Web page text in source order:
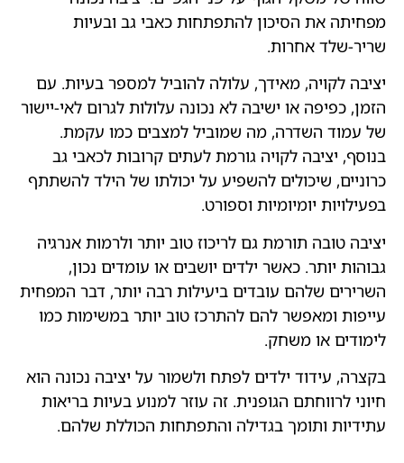
מפחיתה את הסיכון להתפתחות כאבי גב ובעיות
שריר-שלד אחרות.
יציבה לקויה, מאידך, עלולה להוביל למספר בעיות. עם
הזמן, כפיפה או ישיבה לא נכונה עלולות לגרום לאי-יישור
של עמוד השדרה, מה שמוביל למצבים כמו עקמת.
בנוסף, יציבה לקויה גורמת לעתים קרובות לכאבי גב
כרוניים, שיכולים להשפיע על יכולתו של הילד להשתתף
בפעילויות יומיומיות וספורט.
יציבה טובה תורמת גם לריכוז טוב יותר ולרמות אנרגיה
גבוהות יותר. כאשר ילדים יושבים או עומדים נכון,
השרירים שלהם עובדים ביעילות רבה יותר, דבר המפחית
עייפות ומאפשר להם להתרכז טוב יותר במשימות כמו
לימודים או משחק.
בקצרה, עידוד ילדים לפתח ולשמור על יציבה נכונה הוא
חיוני לרווחתם הגופנית. זה עוזר למנוע בעיות בריאות
עתידיות ותומך בגדילה והתפתחות הכוללת שלהם.